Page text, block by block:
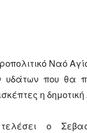
Ναό
που θα
η
ο